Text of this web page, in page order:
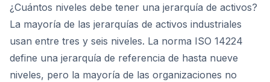
¿Cuántos niveles debe tener una jerarquía de activos?
La mayoría de las jerarquías de activos industriales
usan entre tres y seis niveles. La norma ISO 14224
define una jerarquía de referencia de hasta nueve
niveles, pero la mayoría de las organizaciones no